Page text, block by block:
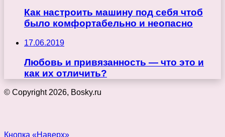
Как настроить машину под себя чтоб
было комфортабельно и неопасно
17.06.2019
Любовь и привязанность — что это и
как их отличить?
© Copyright 2026, Bosky.ru
Кнопка «Наверх»